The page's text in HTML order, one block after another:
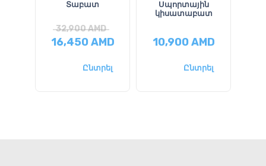
Տաբատ
32,900AMD
16,450AMD
Ընտրել
Սպորտային
կիսատաբատ
10,900AMD
Ընտրել